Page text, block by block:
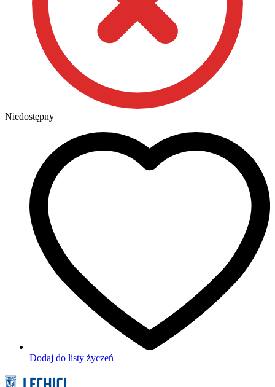
Niedostępny
Dodaj do listy życzeń